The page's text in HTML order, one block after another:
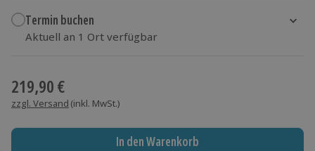
Termin buchen
Aktuell an 1 Ort verfügbar
219,90 €
zzgl. Versand (inkl. MwSt.)
In den Warenkorb